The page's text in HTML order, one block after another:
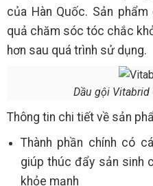
của Hàn Quốc. Sản
quả chăm sóc tóc chắc
hơn sau quá trình sử dụng.
Dầu gội Vitabrid
Thông tin chi tiết về sản
Thành phần chính có
giúp thúc đẩy sản sinh
khỏe mạnh